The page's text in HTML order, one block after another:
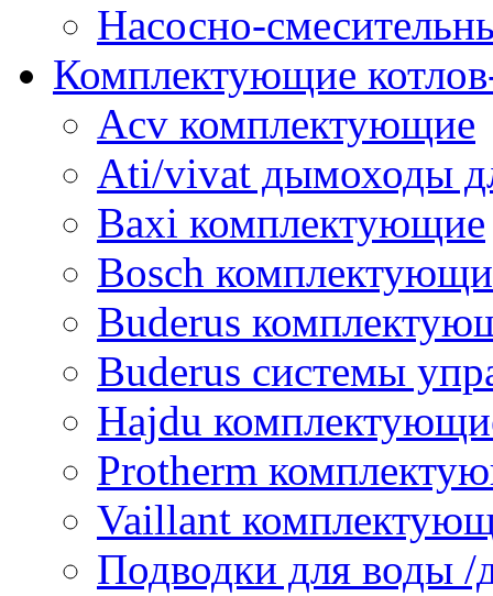
Насосно-
Комплектующие
Acv комплектующие
Ati/vivat дымоходы
Baxi комплектующие
Bosch
Buderus
Buderus системы
Hajdu
Protherm
Vaillant
Подводки для воды /